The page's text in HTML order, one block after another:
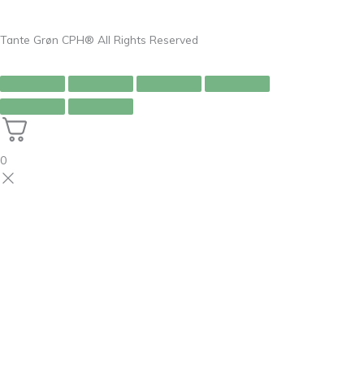
Tante Grøn CPH® All Rights Reserved
0